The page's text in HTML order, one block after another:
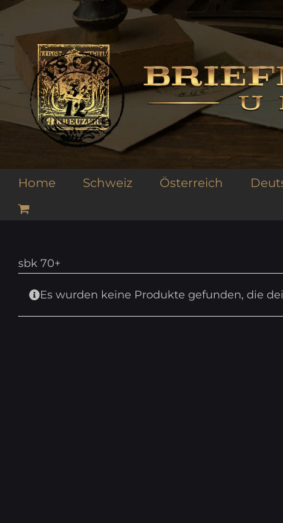
Zum
springen
Home Schweiz Österreich
sbk 70+
Es wurden keine Produkte gefunden, die